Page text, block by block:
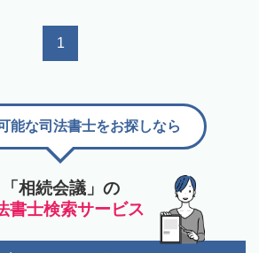
1
「相続会議」の
書士検索サービス
能な司法書士をお探しなら